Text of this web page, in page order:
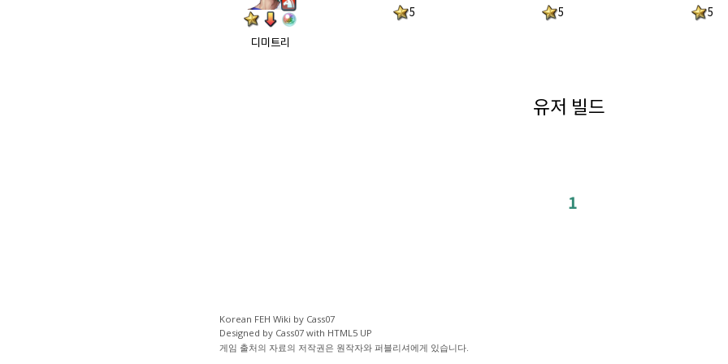
디미트리
5
5
5
유저 빌드
1
Korean FEH Wiki by Cass07
Designed by Cass07 with HTML5 UP
게임 출처의 자료의 저작권은 원작자와 퍼블리셔에게 있습니다.